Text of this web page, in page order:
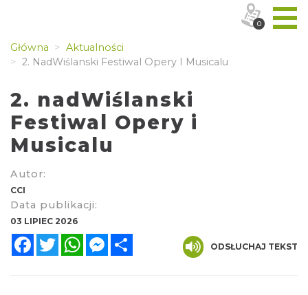
Główna
Aktualności
2. NadWiślanski Festiwal Opery I Musicalu
2. nadWiślanski
Festiwal Opery i
Musicalu
Autor:
CCI
Data publikacji:
03 LIPIEC 2026
FacebookTwitterWhatsAppMessenger
ODSŁUCHAJ TEKST
0